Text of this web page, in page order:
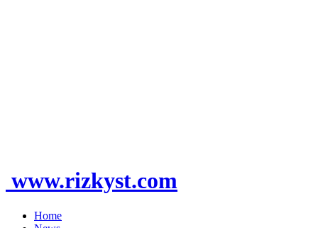
www.rizkyst.com
Home